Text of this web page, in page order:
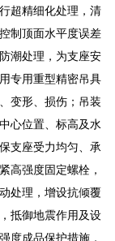
超精细化处理，清
制顶面水平度误差
潮处理，为支座安
专用重型精密吊具
变形、损伤；吊装
心位置、标高及水
支座受力均匀、承
高强度固定螺栓，
处理，增设抗倾覆
抵御地震作用及设
度成品保护措施，